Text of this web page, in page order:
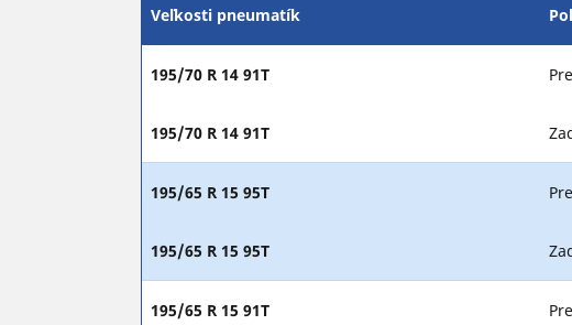
Veľkosti pneumatík
195/70 R 14 91T
195/70 R 14 91T
195/65 R 15 95T
195/65 R 15 95T
195/65 R 15 91T